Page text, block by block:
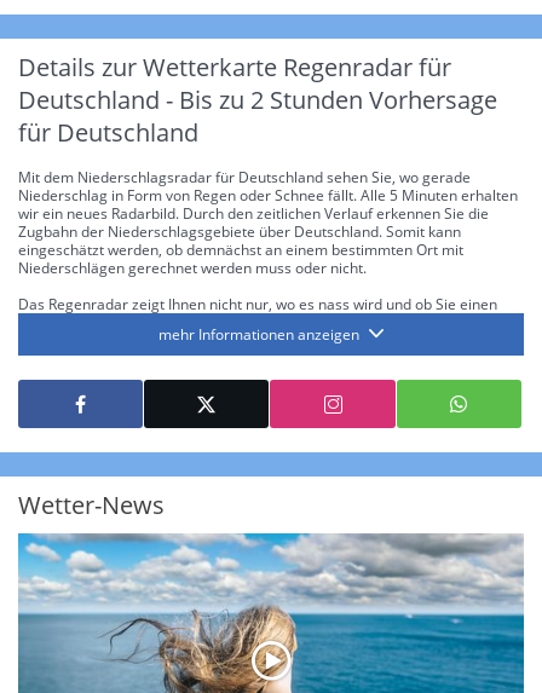
Details zur Wetterkarte Regenradar für
Deutschland - Bis zu 2 Stunden Vorhersage
für Deutschland
Mit dem Niederschlagsradar für Deutschland sehen Sie, wo gerade
Niederschlag in Form von Regen oder Schnee fällt. Alle 5 Minuten erhalten
wir ein neues Radarbild. Durch den zeitlichen Verlauf erkennen Sie die
Zugbahn der Niederschlagsgebiete über Deutschland. Somit kann
eingeschätzt werden, ob demnächst an einem bestimmten Ort mit
Niederschlägen gerechnet werden muss oder nicht.
Das Regenradar zeigt Ihnen nicht nur, wo es nass wird und ob Sie einen
die Niederschlagsintensität. Diese bezieht sich laut offiziellen Richtlinien
jeweils auf die Niederschlagsmenge in l/m² pro Stunde Regen- bzw.
Schneefall. Die 6 Stufen sind wie folgt gegliedert: Die hellen Blautöne
symbolisieren leichte bis mäßige Regen- bzw. Schneefälle mit einer
Intensität bis 8.1 l/m² pro Stunde. Dunkelblau repräsentiert mäßige bis
starke Niederschläge bis 35 l/m² pro Stunde. Hier können bereits Gewitter
auftreten. Extreme bzw. unwetterartige Niederschlagsereignisse mit
über 150 l/m² pro Stunde an. Solche
Neben der Niederschlagsintensität kann auch die Zuggeschwindigkeit der
Niederschlagsgebiete und damit die Niederschlagsdauer abgeschätzt
werden. Neben der 5-minütigen Radaraufzeichnung gibt es eine
Niederschlagsprognosefür die nächsten 2 Stunden. So sehen Sie genau,
wann und wo in Deutschland mit Regen oder Schneefall zu rechnen ist bzw.
kennen zu jeder Zeit den genauen Verlauf einer Niederschlagsfront.
mehr Informationen anzeigen
Wetter-News